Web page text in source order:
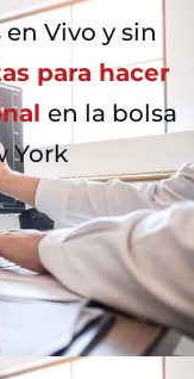
Vivo y sin
para hacer
en la bolsa
York